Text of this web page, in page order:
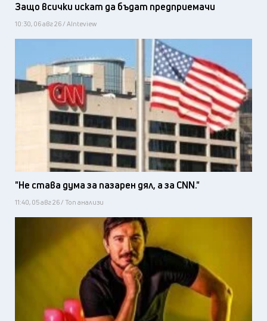
Защо всички искат да бъдат предприемачи
10:30, 06 авг 26 / AInteview
"Не става дума за пазарен дял, а за CNN."
11:40, 05 авг 26 / Топ анализи